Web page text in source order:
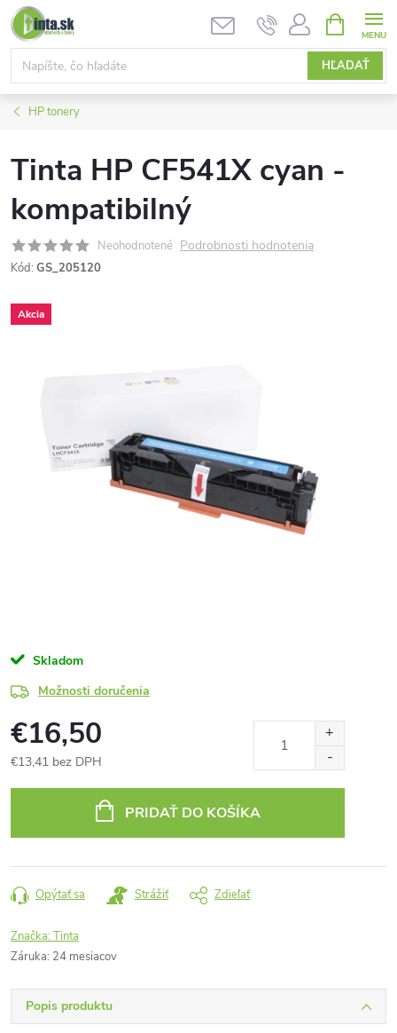
Prejsť
na
obsah
HĽADAŤ
KOŠÍK
HP tonery
Tinta HP CF541X cyan -
kompatibilný
Neohodnotené Podrobnosti hodnotenia
Kód: GS_205120
Akcia
Skladom
Možnosti doručenia
€16,50
€13,41 bez DPH
PRIDAŤ DO KOŠÍKA
Opýtať sa Strážiť Zdieľať
Značka:Tinta
Záruka: 24 mesiacov
Popis produktu